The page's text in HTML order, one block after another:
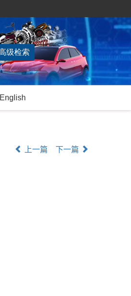
English
上一篇 下一篇